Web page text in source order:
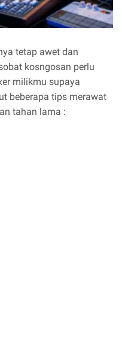
tetap awet dan
kosngosan perlu
milikmu supaya
beberapa tips merawat
tahan lama :